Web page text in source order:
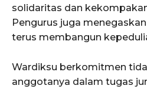
solidaritas dan
Pengurus juga
terus membangun
Wardiksu berkomitmen
anggotanya dalam tugas